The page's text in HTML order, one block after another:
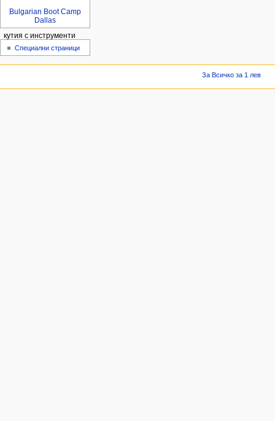
Bulgarian Boot Camp
Dallas
кутия с инструменти
Специални страници
За Всичко за 1 лев